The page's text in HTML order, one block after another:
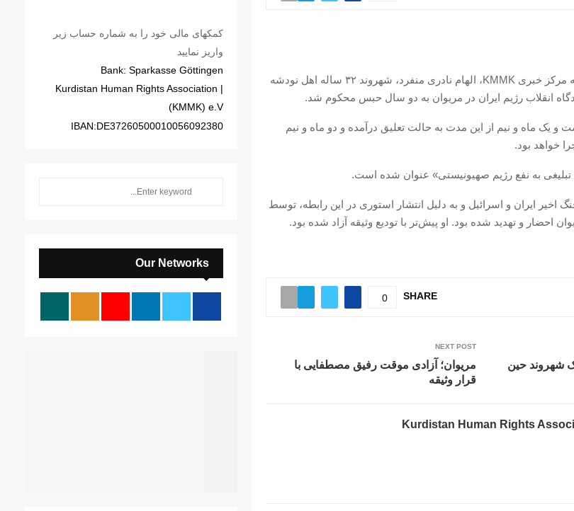
بر اساس گزارش رسیدە بە مرکز خبری KMMK، الهام نادری منفرد، شهروند ۳۲ ساله اهل نودشه
انقلاب رژیم ایران در مریوان به دو سال حبس محکوم شد.
یک ماه و نیم از این مدت به حالت تعلیق درآمده و دو ماه و نیم
خواهد بود.
تبلیغی به نفع رژیم صهیونیستی» عنوان شده است.
اخیر ایران و اسرائیل و به دلیل انتشار استوری در این رابطه، توسط
احضار و تهدید شده بود. او پیش‌تر با تودیع وثیقه آزاد شده بود.
SHARE
0
شهروند حین
NEXT POST
مریوان؛ آزادی موقت رفیق مصطفایی با
قرار وثیقه
Kurdistan Human Rights
کمکهای مالی خود را به شماره حساب زیر
واریز نمایید
Bank: Sparkasse Göttingen
| Kurdistan Human Rights Association
(KMMK) e.V
IBAN:DE37260500010056092380
:
A
R
Our Networks